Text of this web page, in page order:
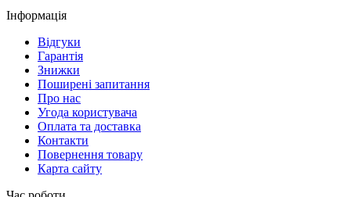
Інформація
Вiдгуки
Гарантія
Знижки
Поширені запитання
Про нас
Угода користувача
Оплата та доставка
Контакти
Повернення товару
Карта сайту